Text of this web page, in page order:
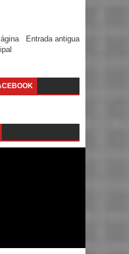
Entrada antigua